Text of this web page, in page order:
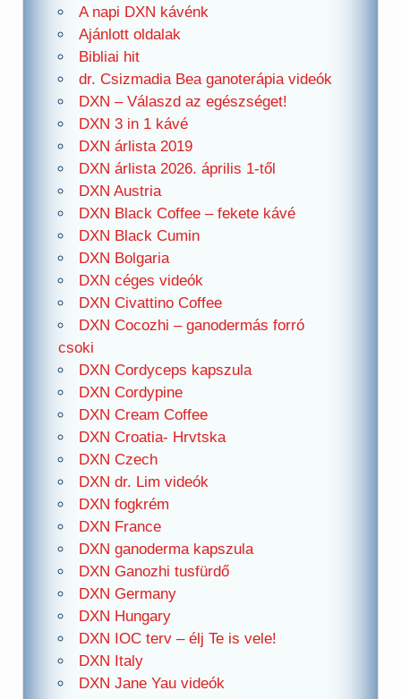
A napi DXN kávénk
Ajánlott oldalak
Bibliai hit
dr. Csizmadia Bea ganoterápia videók
DXN – Válaszd az egészséget!
DXN 3 in 1 kávé
DXN árlista 2019
DXN árlista 2026. április 1-től
DXN Austria
DXN Black Coffee – fekete kávé
DXN Black Cumin
DXN Bolgaria
DXN céges videók
DXN Civattino Coffee
DXN Cocozhi – ganodermás forró
csoki
DXN Cordyceps kapszula
DXN Cordypine
DXN Cream Coffee
DXN Croatia- Hrvtska
DXN Czech
DXN dr. Lim videók
DXN fogkrém
DXN France
DXN ganoderma kapszula
DXN Ganozhi tusfürdő
DXN Germany
DXN Hungary
DXN IOC terv – élj Te is vele!
DXN Italy
DXN Jane Yau videók